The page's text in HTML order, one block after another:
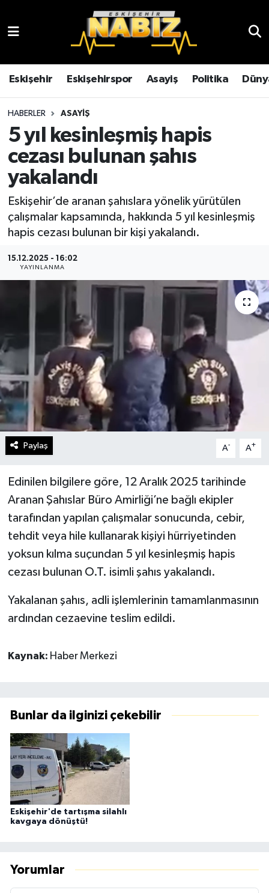
Eskişehir Eskişehirspor Asayiş Politika
HABERLER ASAYIŞ
5 yıl kesinleşmiş hapis
cezası bulunan şahıs
yakalandı
Eskişehir’de aranan şahıslara yönelik yürütülen
çalışmalar kapsamında, hakkında 5 yıl kesinleşmiş
hapis cezası bulunan bir kişi yakalandı.
15.12.2025 - 16:02
YAYINLANMA
Paylaş A- A+
Edinilen bilgilere göre, 12 Aralık 2025 tarihinde
Aranan Şahıslar Büro Amirliği’ne bağlı ekipler
tarafından yapılan çalışmalar sonucunda, cebir,
tehdit veya hile kullanarak kişiyi hürriyetinden
yoksun kılma suçundan 5 yıl kesinleşmiş hapis
cezası bulunan O.T. isimli şahıs yakalandı.
Yakalanan şahıs, adli işlemlerinin tamamlanmasının
ardından cezaevine teslim edildi.
Kaynak: Haber Merkezi
Bunlar da ilginizi çekebilir
Eskişehir'de tartışma silahlı
kavgaya dönüştü!
Yorumlar
Çevre
Eğitim
Ekonomi
Eskişehir
Eskişehirspor
Genel
Gündem
Kültür Sanat
Magazin
Politika
Sağlık
Spor
Yaşam
Yurttan
Eskişehir Hava Durumu
Eskişehir Trafik Yoğunluk Haritası
TFF 3.Lig 4.Grup Puan Durumu ve Fikstür
Tüm Manşetler
Son Dakika Haberleri
Haber Arşivi